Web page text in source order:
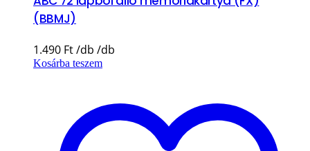
(BBMJ)
1.490 Ft
Kosárba teszem